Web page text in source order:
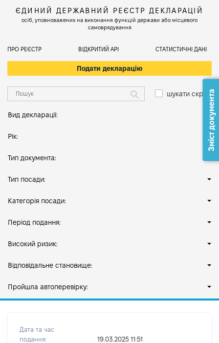
ЄДИНИЙ ДЕРЖАВНИЙ РЕЄСТР ДЕКЛАРАЦІЙ
осіб, уповноважених на виконання функцій держави або місцевого
самоврядування
ПРО РЕЄСТР ВІДКРИТИЙ АРІ СТАТИСТИЧНІ ДАНІ
Подати декларацію
шукати скрізь
Вид декларації:
Рік:
Тип документа:
Тип посади:
Категорія посади:
Період подання:
Високий ризик:
Відповідальне становище:
Пройшла автоперевірку:
Дата та час
подання:
19.03.2025 11:51
Зміст документа